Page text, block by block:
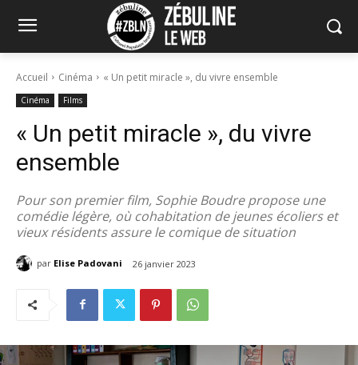
Accueil Cinéma « Un petit miracle », du vivre ensemble
Cinéma Films
« Un petit miracle », du vivre
ensemble
Pour son premier film, Sophie Boudre propose une
comédie légère, où cohabitation de jeunes écoliers et
vieux résidents assure le comique de situation
par Elise Padovani 26 janvier 2023